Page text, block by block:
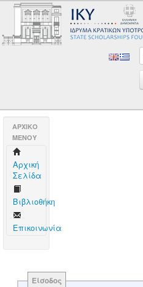
AΡΧΙΚΟ
ΜΕΝΟΥ
Aρχική
Σελίδα
Βιβλιοθήκη
Επικοινωνία
Είσοδος